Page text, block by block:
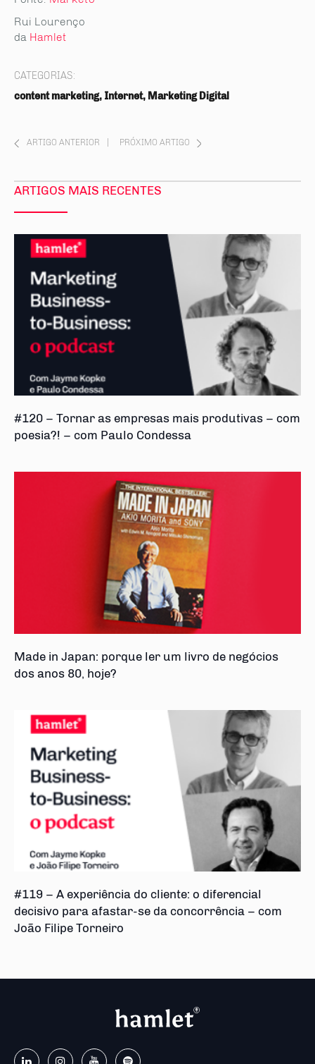
Rui Lourenço
da Hamlet
CATEGORIAS:
content marketing, Internet, Marketing Digital
ARTIGO ANTERIOR PRÓXIMO ARTIGO
ARTIGOS MAIS RECENTES
#120 – Tornar as empresas mais produtivas – com
poesia?! – com Paulo Condessa
Made in Japan: porque ler um livro de negócios
dos anos 80, hoje?
#119 – A experiência do cliente: o diferencial
decisivo para afastar-se da concorrência – com
João Filipe Torneiro